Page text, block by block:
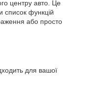
центру авто. Це
список функцій
або просто
для вашої